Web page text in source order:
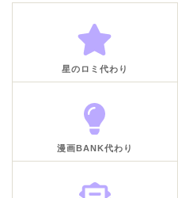
星のロミ代わり
漫画BANK代わり